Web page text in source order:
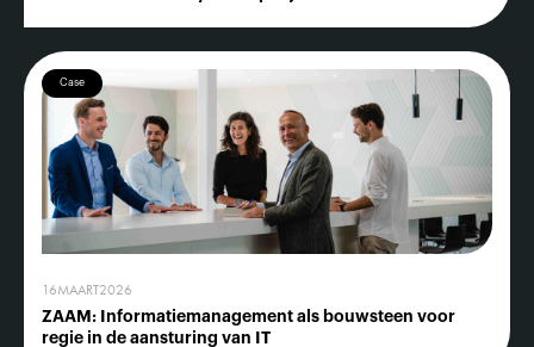
Case
16MAART2026
ZAAM: Informatiemanagement als bouwsteen voor
regie in de aansturing van IT